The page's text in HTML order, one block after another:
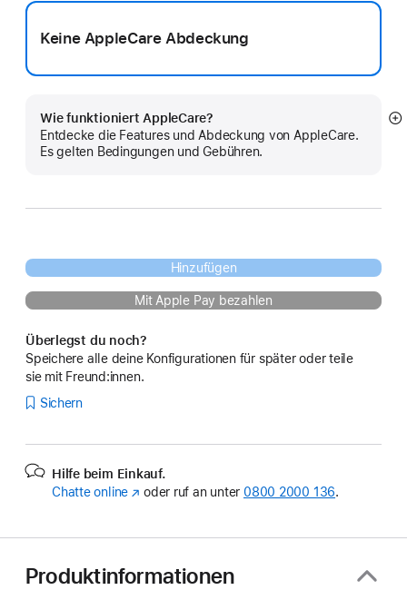
Keine AppleCare Abdeckung
Wie funktioniert AppleCare?
Entdecke die Features und Abdeckung von AppleCare.
Es gelten Bedingungen und Gebühren.
Hinzufügen
Mit Apple Pay bezahlen
Überlegst du noch?
Speichere alle deine Konfigurationen für später oder teile
sie mit Freund:innen.
Sichern
Hilfe beim Einkauf.
Chatte online (Öffnet
oder ruf an unter 0800 2000 136.
Produktinformationen